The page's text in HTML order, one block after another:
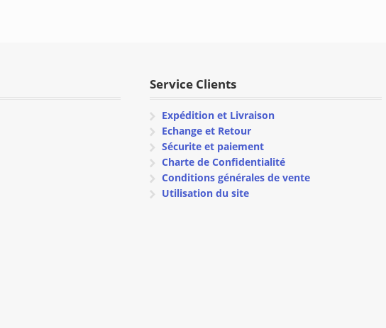
Service Clients
Expédition et Livraison
Echange et Retour
Sécurite et paiement
Charte de Confidentialité
Conditions générales de vente
Utilisation du site